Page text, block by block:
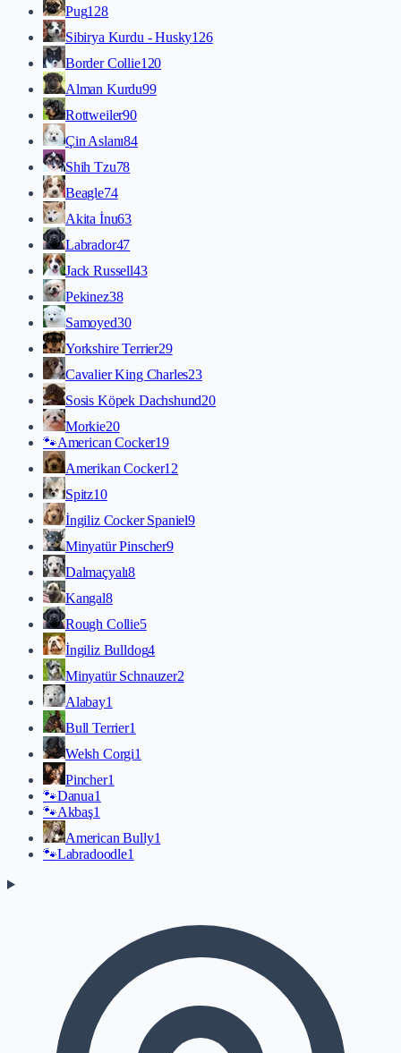
Pug128
Sibirya Kurdu - Husky126
Border Collie120
Alman Kurdu99
Rottweiler90
Çin Aslanı84
Shih Tzu78
Beagle74
Akita İnu63
Labrador47
Jack Russell43
Pekinez38
Samoyed30
Yorkshire Terrier29
Cavalier King Charles23
Sosis Köpek Dachshund20
Morkie20
🐾American Cocker19
Amerikan Cocker12
Spitz10
İngiliz Cocker Spaniel9
Minyatür Pinscher9
Dalmaçyalı8
Kangal8
Rough Collie5
İngiliz Bulldog4
Minyatür Schnauzer2
Alabay1
Bull Terrier1
Welsh Corgi1
Pincher1
🐾Danua1
🐾Akbaş1
American Bully1
🐾Labradoodle1